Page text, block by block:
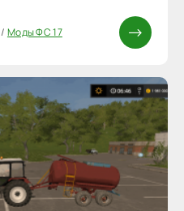
/ Моды ФС 17